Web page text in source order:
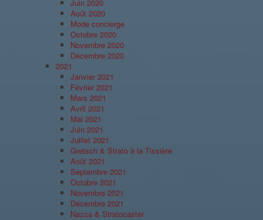
Juin 2020
Août 2020
Mode concierge
Octobre 2020
Novembre 2020
Décembre 2020
2021
Janvier 2021
Février 2021
Mars 2021
Avril 2021
Mai 2021
Juin 2021
Juillet 2021
Gretsch & Strato à la Tissière
Août 2021
Septembre 2021
Octobre 2021
Novembre 2021
Décembre 2021
Nazca & Stratocaster